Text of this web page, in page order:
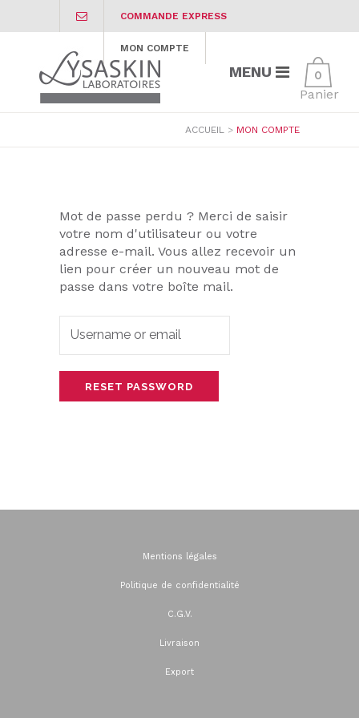
COMMANDE EXPRESS
MON COMPTE
0
ACCUEIL > MON COMPTE
Mot de passe perdu ? Merci de saisir
votre nom d'utilisateur ou votre
adresse e-mail. Vous allez recevoir un
lien pour créer un nouveau mot de
passe dans votre boîte mail.
Mentions légales
Politique de confidentialité
C.G.V.
Livraison
Export